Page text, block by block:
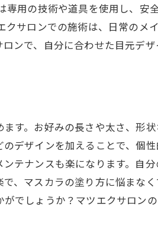
用の技術や道具を使用し、安
サロンでの施術は、日常のメ
ンで、自分に合わせた目元デザ
す。お好みの長さや太さ、形
デザインを加えることで、個
テナンスも楽になります。自
、マスカラの塗り方に悩まな
でしょうか？マツエクサロン